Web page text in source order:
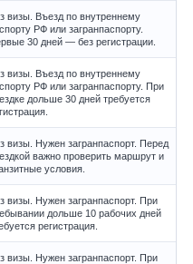
визы. Въезд по внутреннему
РФ или загранпаспорту.
30 дней — без регистрации.
визы. Въезд по внутреннему
РФ или загранпаспорту. При
дольше 30 дней требуется
визы. Нужен загранпаспорт. Перед
важно проверить маршрут и
условия.
визы. Нужен загранпаспорт. При
дольше 10 рабочих дней
регистрация.
визы. Нужен загранпаспорт. При